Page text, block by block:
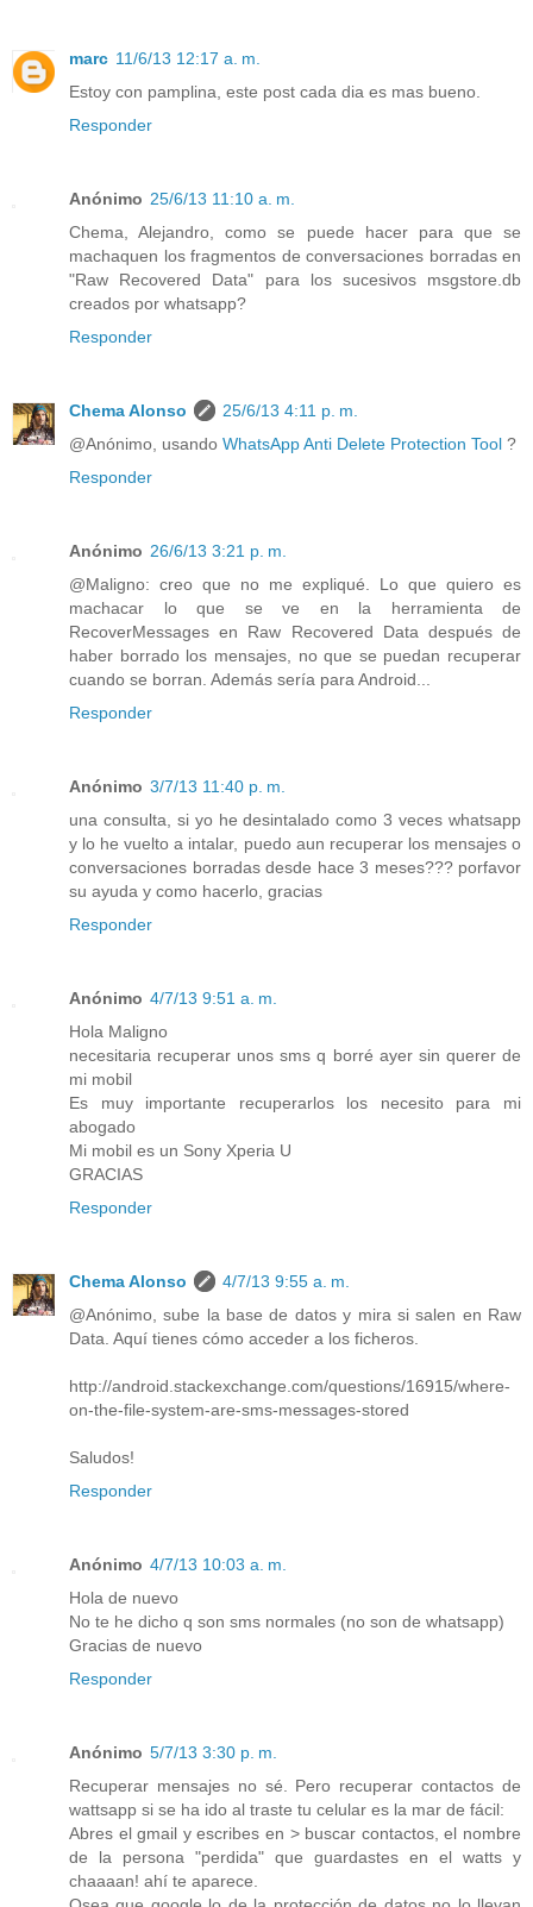
marc 11/6/13 12:17 a. m.
Estoy con pamplina, este post cada dia es mas bueno.
Responder
Anónimo 25/6/13 11:10 a. m.
Chema, Alejandro, como se puede hacer para que se
machaquen los fragmentos de conversaciones borradas en
"Raw Recovered Data" para los sucesivos msgstore.db
creados por whatsapp?
Responder
Chema Alonso
25/6/13 4:11 p. m.
@Anónimo, usando WhatsApp Anti Delete Protection Tool ?
Responder
Anónimo 26/6/13 3:21 p. m.
@Maligno: creo que no me expliqué. Lo que quiero es
machacar lo que se ve en la herramienta de
RecoverMessages en Raw Recovered Data después de
haber borrado los mensajes, no que se puedan recuperar
cuando se borran. Además sería para Android...
Responder
Anónimo 3/7/13 11:40 p. m.
una consulta, si yo he desintalado como 3 veces whatsapp
y lo he vuelto a intalar, puedo aun recuperar los mensajes o
conversaciones borradas desde hace 3 meses??? porfavor
su ayuda y como hacerlo, gracias
Responder
Anónimo 4/7/13 9:51 a. m.
Hola Maligno
necesitaria recuperar unos sms q borré ayer sin querer de
mi mobil
Es muy importante recuperarlos los necesito para mi
abogado
Mi mobil es un Sony Xperia U
GRACIAS
Responder
Chema Alonso
4/7/13 9:55 a. m.
@Anónimo, sube la base de datos y mira si salen en Raw
Data. Aquí tienes cómo acceder a los ficheros.
http://android.stackexchange.com/questions/16915/where-
on-the-file-system-are-sms-messages-stored
Saludos!
Responder
Anónimo 4/7/13 10:03 a. m.
Hola de nuevo
No te he dicho q son sms normales (no son de whatsapp)
Gracias de nuevo
Responder
Anónimo 5/7/13 3:30 p. m.
Recuperar mensajes no sé. Pero recuperar contactos de
wattsapp si se ha ido al traste tu celular es la mar de fácil:
Abres el gmail y escribes en > buscar contactos, el nombre
de la persona "perdida" que guardastes en el watts y
chaaaan! ahí te aparece.